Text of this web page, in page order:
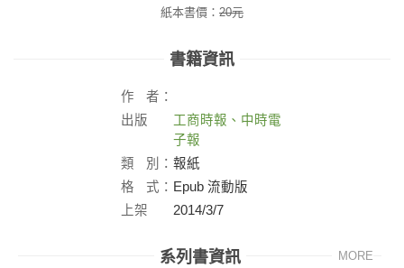
紙本書價： 20元
書籍資訊
作
者：
出版
工商時報、中時電
子報
類
別： 報紙
格
式： Epub 流動版
上架
2014/3/7
系列書資訊 MORE